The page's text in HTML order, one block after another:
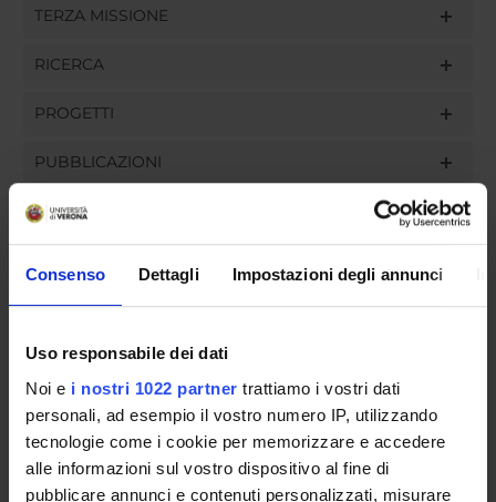
Consenso Dettagli Impostazioni degli annunci
Uso responsabile dei dati
Noi e i nostri 1022 partner trattiamo i vostri dati
personali, ad esempio il vostro numero IP, utilizzando
tecnologie come i cookie per memorizzare e accedere
alle informazioni sul vostro dispositivo al fine di
pubblicare annunci e contenuti personalizzati, misurare
TERZA MISSIONE
RICERCA
PROGETTI
PUBBLICAZIONI
INCARICHI
GOVERNANCE
COMMISSIONI
UFFICI E STRUTTURE DI SERVIZIO